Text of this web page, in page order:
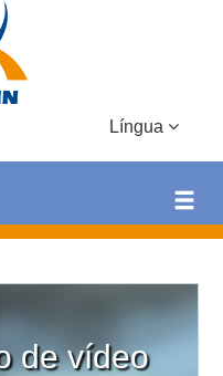
Língua
de vídeo